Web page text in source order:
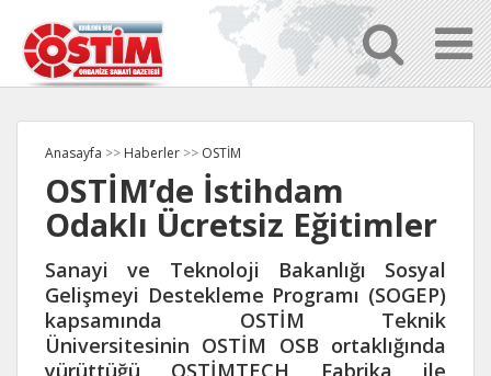
Anasayfa >> Haberler >> OSTİM
OSTİM’de İstihdam
Odaklı Ücretsiz Eğitimler
Sanayi ve Teknoloji Bakanlığı Sosyal
Gelişmeyi Destekleme Programı (SOGEP)
kapsamında OSTİM Teknik
Üniversitesinin OSTİM OSB ortaklığında
yürüttüğü OSTİMTECH Fabrika ile